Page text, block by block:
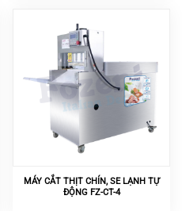
MÁY CẮT THỊT CHÍN, SE LẠNH TỰ
ĐỘNG FZ-CT-4